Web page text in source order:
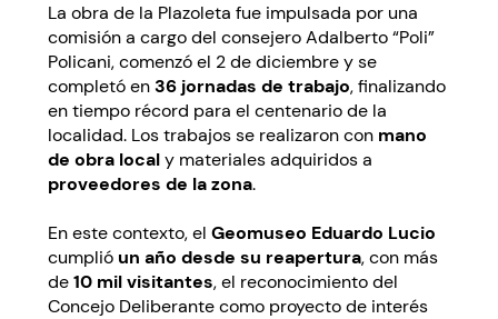
La obra de la Plazoleta fue impulsada por una
comisión a cargo del consejero Adalberto “Poli”
Policani, comenzó el 2 de diciembre y se
completó en36 jornadas de trabajo, finalizando
en tiempo récord para el centenario de la
localidad. Los trabajos se realizaron con mano
de obra localy materiales adquiridos a
proveedores de la zona.
En este contexto, el Geomuseo Eduardo Lucio
cumplió un año desde su reapertura, con más
de10 mil visitantes, el reconocimiento del
Concejo Deliberante como proyecto de interés